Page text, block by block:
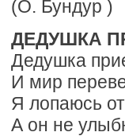
(О. Бундур )
ДЕДУШКА
Дедушка
И мир
Я лопаюсь
А он не